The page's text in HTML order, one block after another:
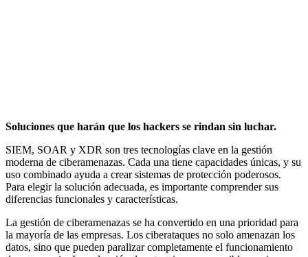
Soluciones que harán que los hackers se rindan sin luchar.
SIEM, SOAR y XDR son tres tecnologías clave en la gestión
moderna de ciberamenazas. Cada una tiene capacidades únicas, y su
uso combinado ayuda a crear sistemas de protección poderosos.
Para elegir la solución adecuada, es importante comprender sus
diferencias funcionales y características.
La gestión de ciberamenazas se ha convertido en una prioridad para
la mayoría de las empresas. Los ciberataques no solo amenazan los
datos, sino que pueden paralizar completamente el funcionamiento